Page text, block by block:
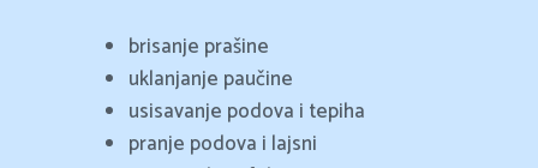
brisanje prašine
uklanjanje paučine
usisavanje podova i tepiha
pranje podova i lajsni